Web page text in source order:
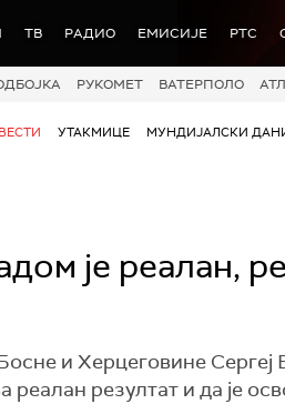
ТВ РАДИО ЕМИСИЈЕ РТС
РУКОМЕТ ВАТЕРПОЛО
ВЕСТИ УТАКМИЦЕ МУНДИЈАЛСКИ
је реалан,
и Херцеговине Сергеј
резултат и да је